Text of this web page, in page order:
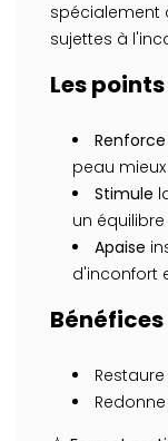
spécialement
sujettes à
Les
Renforce
peau
Stimule
un
Apaise
d'inconfort
Bénéfices